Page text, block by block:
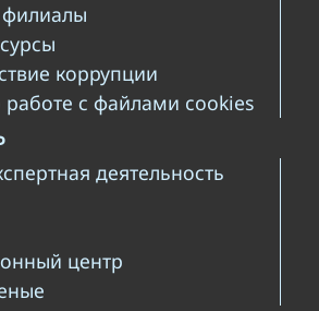
филиалы
коррупции
с файлами cookies
деятельность
центр